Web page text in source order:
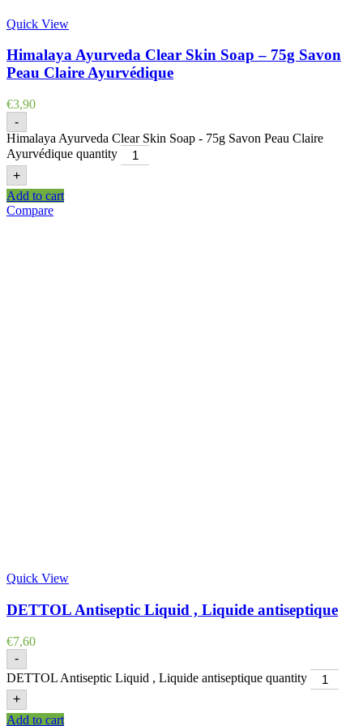
Quick View
Himalaya Ayurveda Clear Skin Soap – 75g Savon
Peau Claire Ayurvédique
€3,90
-
Himalaya Ayurveda Clear Skin Soap - 75g Savon Peau Claire
Ayurvédique quantity
+
Add to cart
Compare
Quick View
DETTOL Antiseptic Liquid , Liquide antiseptique
€7,60
-
DETTOL Antiseptic Liquid , Liquide antiseptique quantity
+
Add to cart